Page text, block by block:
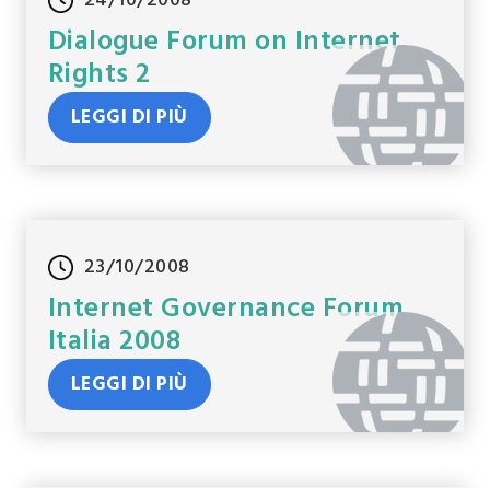
Dialogue Forum on Internet
Rights 2
LEGGI DI PIÙ
23/10/2008
Internet Governance Forum
Italia 2008
LEGGI DI PIÙ